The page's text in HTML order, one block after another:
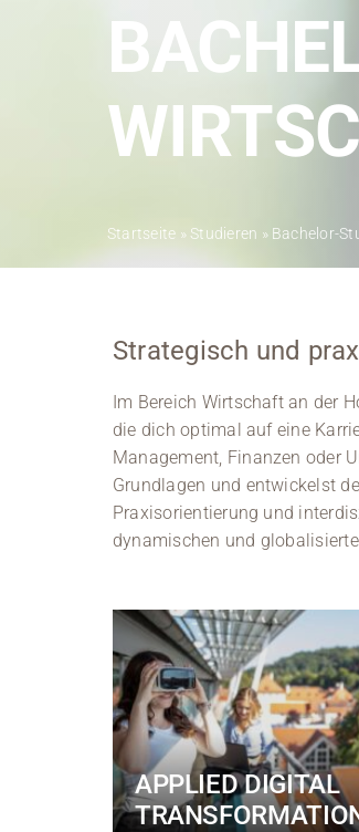
Startseite » Studieren » Bachelor-
Strategisch und
Im Bereich Wirtschaft an der
die dich optimal auf eine
Management, Finanzen oder
Grundlagen und entwickelst
Praxisorientierung und
dynamischen und
APPLIED DIGITAL